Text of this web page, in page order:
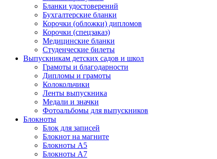
Бланки удостоверений
Бухгалтерские бланки
Корочки (обложки) дипломов
Корочки (спецзаказ)
Медицинские бланки
Студенческие билеты
Выпускникам детских садов и школ
Грамоты и благодарности
Дипломы и грамоты
Колокольчики
Ленты выпускника
Медали и значки
Фотоальбомы для выпускников
Блокноты
Блок для записей
Блокнот на магните
Блокноты А5
Блокноты А7